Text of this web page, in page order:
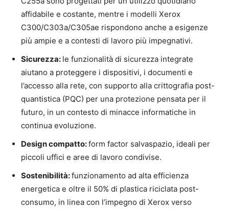
affidabile e costante, mentre i modelli Xerox
C300/C303a/C305ae rispondono anche a esigenze
più ampie e a contesti di lavoro più impegnativi.
Sicurezza: le funzionalità di sicurezza integrate
aiutano a proteggere i dispositivi, i documenti e
l’accesso alla rete, con supporto alla crittografia post-
quantistica (PQC) per una protezione pensata per il
futuro, in un contesto di minacce informatiche in
continua evoluzione.
Design compatto:form factor salvaspazio, ideali per
piccoli uffici e aree di lavoro condivise.
Sostenibilità:funzionamento ad alta efficienza
energetica e oltre il 50% di plastica riciclata post-
consumo, in linea con l’impegno di Xerox verso